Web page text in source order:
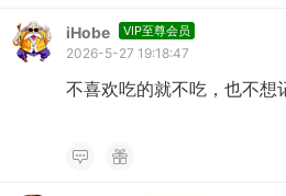
iHobe VIP至尊会员
2026-5-27 19:18:47
不喜欢吃的就不吃，也不想